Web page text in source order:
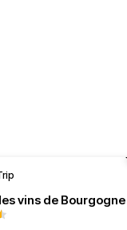
vins de Bourgogne